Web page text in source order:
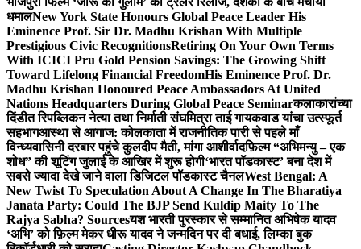
धमालNew York State Honours Global Peace Leader His
Eminence Prof. Sir Dr. Madhu Krishan With Multiple
Prestigious Civic RecognitionsRetiring On Your Own Terms
With ICICI Pru Gold Pension Savings: The Growing Shift
Toward Lifelong Financial FreedomHis Eminence Prof. Dr.
Madhu Krishan Honoured Peace Ambassadors At United
Nations Headquarters During Global Peace Seminarकलाकारांच्या
दिंडीत रिपब्लिकन नेत्या तथा निर्माती संघमित्रा ताई गायकवाड यांचा उत्स्फूर्त
सहभागआस्था से आगाज: कोलकाता में राजनीतिक पारी से पहले माँ
विन्ध्यवासिनी दरबार पहुंचे कुलदीप मैती, मांगा आशीर्वादफ़िल्म “अभिमन्यु – एक
शोध” की शूटिंग जुलाई के आखिर में शुरू होगी‘भारत पॉडकास्ट’ बना देश में
सबसे ज्यादा देखे जाने वाला डिजिटल पॉडकास्ट चैनलWest Bengal: A
New Twist To Speculation About A Change In The Bharatiya
Janata Party: Could The BJP Send Kuldip Maity To The
Rajya Sabha? Sourcesयश भारती पुरस्कार से सम्मानित अभिषेक यादव
‘अभि’ को फ़िल्म मेकर धीरू यादव ने जन्मदिन पर दी बधाई, लिम्का बुक